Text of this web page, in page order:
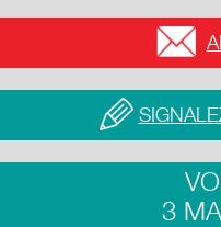
3